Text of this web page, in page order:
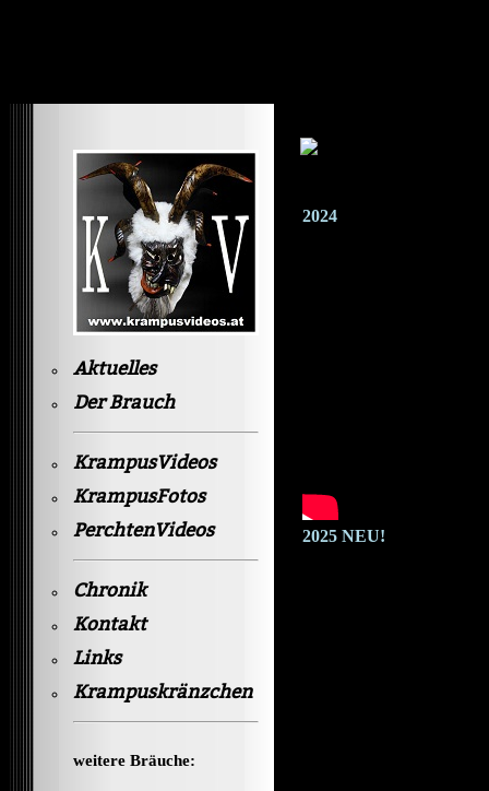
Aktuelles
Der Brauch
KrampusVideos
KrampusFotos
PerchtenVideos
Chronik
Kontakt
Links
Krampuskränzchen
weitere Bräuche:
2024
2025 NEU!